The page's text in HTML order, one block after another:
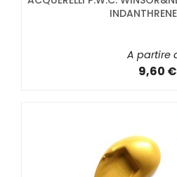
A partire
9,60 €